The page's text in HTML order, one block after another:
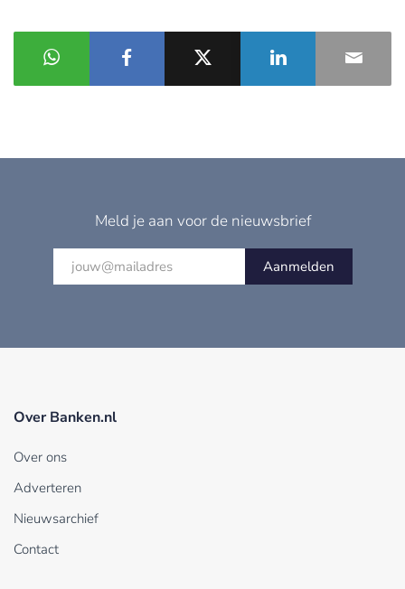
Meld je aan voor de nieuwsbrief
Aanmelden
Over Banken.nl
Over ons
Adverteren
Nieuwsarchief
Contact